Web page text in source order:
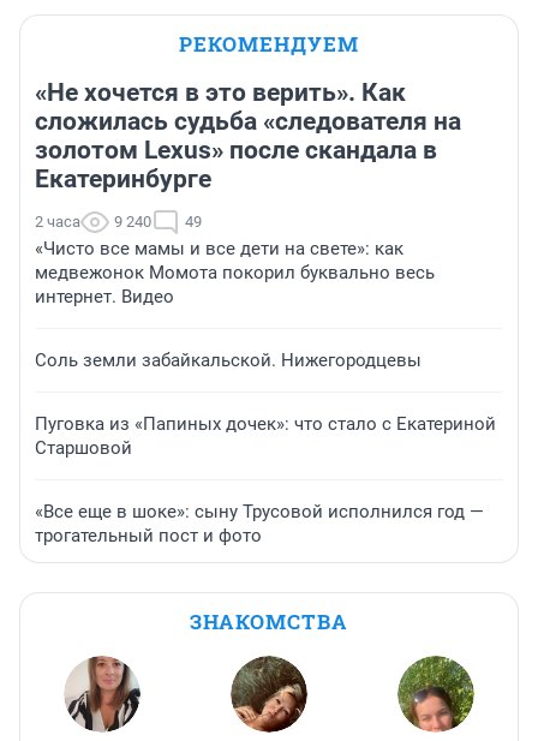
РЕКОМЕНДУЕМ
«Не хочется в это верить». Как
сложилась судьба «следователя на
золотом Lexus» после скандала в
Екатеринбурге
2 часа 9 240 49
«Чисто все мамы и все дети на свете»: как
медвежонок Момота покорил буквально весь
интернет. Видео
Соль земли забайкальской. Нижегородцевы
Пуговка из «Папиных дочек»: что стало с Екатериной
Старшовой
«Все еще в шоке»: сыну Трусовой исполнился год —
трогательный пост и фото
ЗНАКОМСТВА